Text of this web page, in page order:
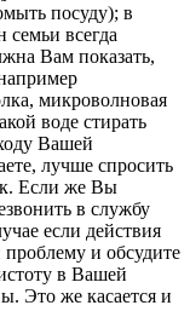
посуду); в
всегда
Вам показать,
микроволновая
воде стирать
Вашей
лучше спросить
Если же Вы
в службу
если действия
и обсудите
в Вашей
Это же касается и